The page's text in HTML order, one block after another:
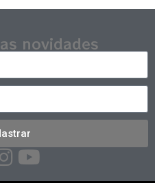
novidades